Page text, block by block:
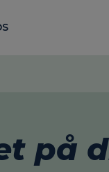
på